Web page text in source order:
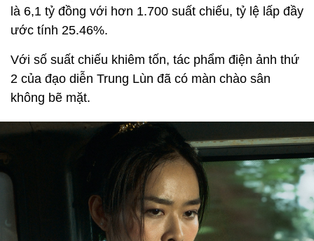
là 6,1 tỷ đồng với hơn 1.700 suất chiếu, tỷ lệ lấp đầy
ước tính 25.46%.
Với số suất chiếu khiêm tốn, tác phẩm điện ảnh thứ
2 của đạo diễn Trung Lùn đã có màn chào sân
không bẽ mặt.